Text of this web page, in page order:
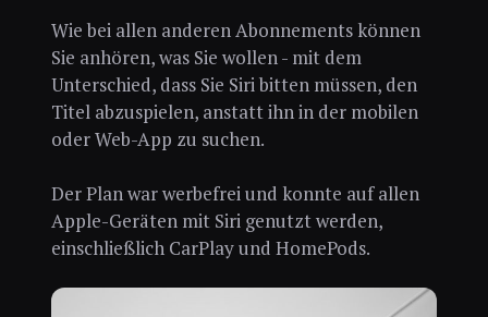
Wie bei allen anderen Abonnements können
Sie anhören, was Sie wollen - mit dem
Unterschied, dass Sie Siri bitten müssen, den
Titel abzuspielen, anstatt ihn in der mobilen
oder Web-App zu suchen.
Der Plan war werbefrei und konnte auf allen
Apple-Geräten mit Siri genutzt werden,
einschließlich CarPlay und HomePods.